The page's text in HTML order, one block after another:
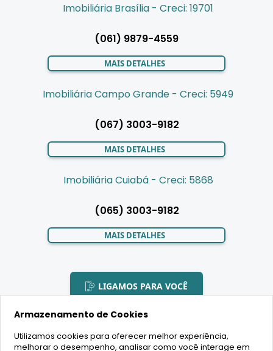
Imobiliária Brasília - Creci: 19701
(061) 9879-4559
MAIS DETALHES
Imobiliária Campo Grande - Creci: 5949
(067) 3003-9182
MAIS DETALHES
Imobiliária Cuiabá - Creci: 5868
(065) 3003-9182
MAIS DETALHES
LIGAMOS PARA VOCÊ
2020 Copyright - BR House Inteligência Imobiliária LTDA -
Armazenamento de Cookies
Utilizamos cookies para oferecer melhor experiência,
melhorar o desempenho, analisar como você interage em